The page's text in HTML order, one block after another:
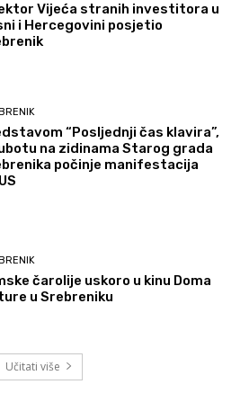
Vijeća stranih investitora u
i Hercegovini posjetio
“Posljednji čas klavira”,
na zidinama Starog grada
počinje manifestacija
čarolije uskoro u kinu Doma
u Srebreniku
Učitati više